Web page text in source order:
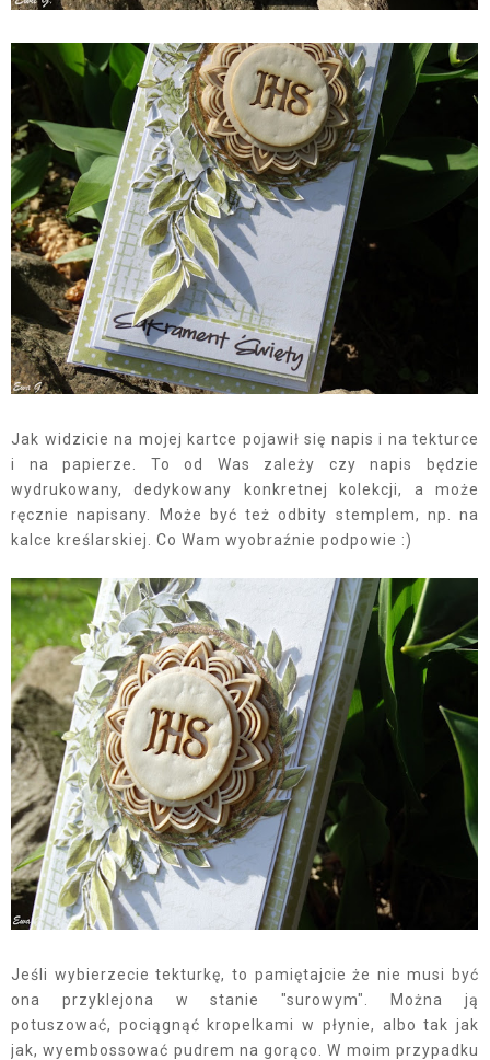
Jak widzicie na mojej kartce pojawił się napis i na tekturce
i na papierze. To od Was zależy czy napis będzie
wydrukowany, dedykowany konkretnej kolekcji, a może
ręcznie napisany. Może być też odbity stemplem, np. na
kalce kreślarskiej. Co Wam wyobraźnie podpowie :)
Jeśli wybierzecie tekturkę, to pamiętajcie że nie musi być
ona przyklejona w stanie "surowym". Można ją
potuszować, pociągnąć kropelkami w płynie, albo tak jak
jak, wyembossować pudrem na gorąco. W moim przypadku